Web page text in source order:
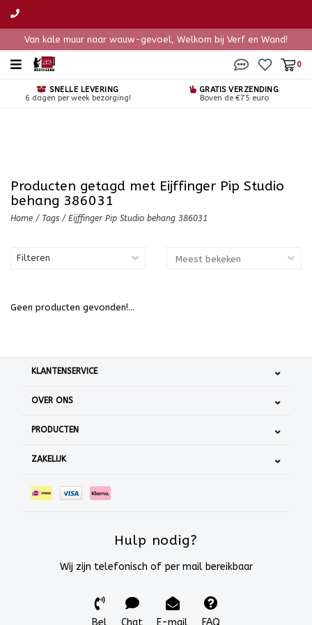
Van kale muur naar wauw-gevoel, Welkom bij Verf en Wand!
0
SNELLE LEVERING
6 dagen per week bezorging!
GRATIS VERZENDING
Boven de €75 euro
Producten getagd met Eijffinger Pip Studio
behang 386031
Home / Tags / Eijffinger Pip Studio behang 386031
Filteren
Geen producten gevonden!...
KLANTENSERVICE
OVER ONS
PRODUCTEN
ZAKELIJK
Hulp nodig?
Wij zijn telefonisch of per mail bereikbaar
Bel Chat E-mail FAQ